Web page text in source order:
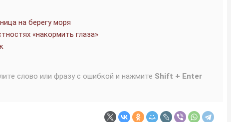
на берегу моря
«накормить глаза»
слово или фразу с ошибкой и нажмите Shift + Enter